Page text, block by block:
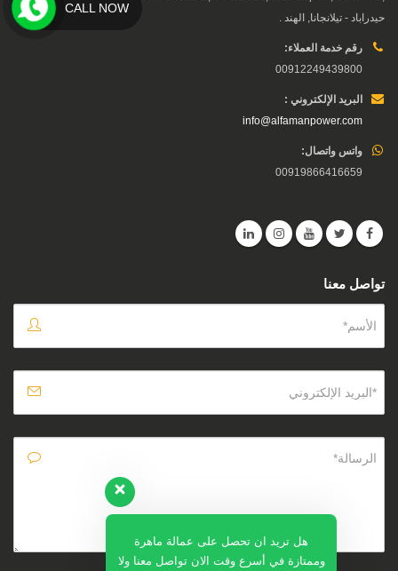
حيدراباد - تيلانجانا, الهند .
رقم خدمة العملاء:
00912249439800
البريد الإلكتروني :
info@alfamanpower.com
واتس واتصال:
00919866416659
تواصل معنا
CALL NOW
هل تريد ان تحصل على عمالة ماهرة
وممتازة في أسرع وقت الان تواصل معنا ولا